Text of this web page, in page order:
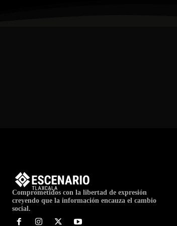
Comprometidos con la libertad de expresión
creyendo que la información encauza el cambio
social.